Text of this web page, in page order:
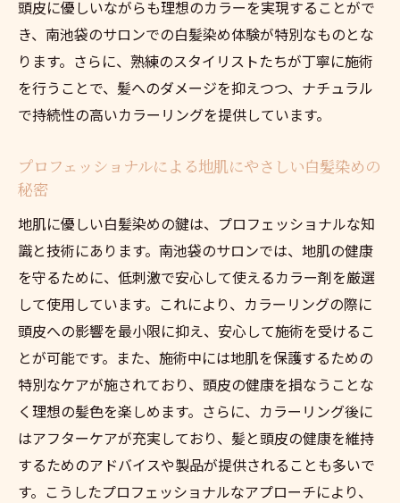
頭皮に優しいながらも理想のカラーを実現することがで
き、南池袋のサロンでの白髪染め体験が特別なものとな
ります。さらに、熟練のスタイリストたちが丁寧に施術
を行うことで、髪へのダメージを抑えつつ、ナチュラル
で持続性の高いカラーリングを提供しています。
プロフェッショナルによる地肌にやさしい白髪染めの
秘密
地肌に優しい白髪染めの鍵は、プロフェッショナルな知
識と技術にあります。南池袋のサロンでは、地肌の健康
を守るために、低刺激で安心して使えるカラー剤を厳選
して使用しています。これにより、カラーリングの際に
頭皮への影響を最小限に抑え、安心して施術を受けるこ
とが可能です。また、施術中には地肌を保護するための
特別なケアが施されており、頭皮の健康を損なうことな
く理想の髪色を楽しめます。さらに、カラーリング後に
はアフターケアが充実しており、髪と頭皮の健康を維持
するためのアドバイスや製品が提供されることも多いで
す。こうしたプロフェッショナルなアプローチにより、